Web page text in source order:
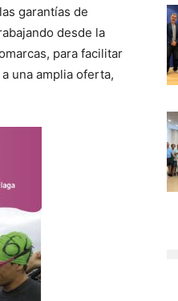
garantías de
desde la
para facilitar
una amplia oferta,